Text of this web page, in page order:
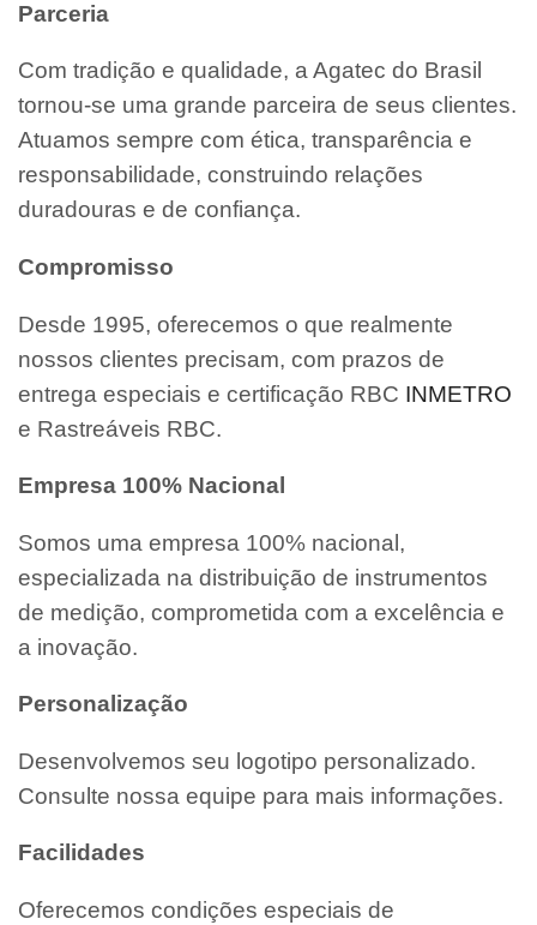
Parceria
Com tradição e qualidade, a Agatec do Brasil
tornou-se uma grande parceira de seus clientes.
Atuamos sempre com ética, transparência e
responsabilidade, construindo relações
duradouras e de confiança.
Compromisso
Desde 1995, oferecemos o que realmente
nossos clientes precisam, com prazos de
entrega especiais e certificação RBC INMETRO
e Rastreáveis RBC.
Empresa 100% Nacional
Somos uma empresa 100% nacional,
especializada na distribuição de instrumentos
de medição, comprometida com a excelência e
a inovação.
Personalização
Desenvolvemos seu logotipo personalizado.
Consulte nossa equipe para mais informações.
Facilidades
Oferecemos condições especiais de